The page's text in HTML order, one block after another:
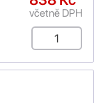
včetně DPH